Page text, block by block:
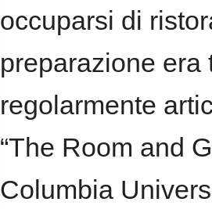
occuparsi di
preparazione
regolarmente
“The Room and
Columbia